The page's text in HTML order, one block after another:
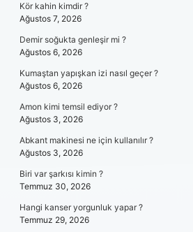
Kör kahin kimdir ?
Ağustos 7, 2026
Demir soğukta genleşir mi ?
Ağustos 6, 2026
Kumaştan yapışkan izi nasıl geçer ?
Ağustos 6, 2026
Amon kimi temsil ediyor ?
Ağustos 3, 2026
Abkant makinesi ne için kullanılır ?
Ağustos 3, 2026
Biri var şarkısı kimin ?
Temmuz 30, 2026
Hangi kanser yorgunluk yapar ?
Temmuz 29, 2026